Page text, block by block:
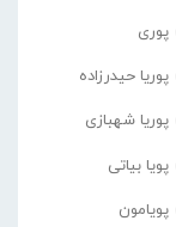
پوری
پوریا حیدرزاده
پوریا شهبازی
پویا بیاتی
پویامون